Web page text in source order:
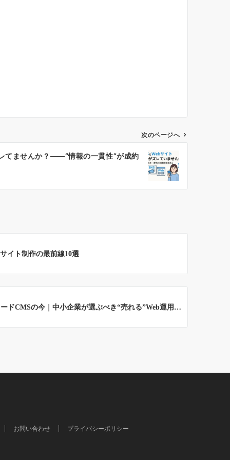
次のページへ
てませんか？――“情報の一貫性”が成約
イト制作の最前線10選
ドCMSの今｜中小企業が選ぶべき“売れる”Web運用…
お問い合わせ プライバシーポリシー